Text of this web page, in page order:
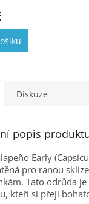
Diskuze
popis
Early
pro ranou
Tato odrůda
kteří si přejí